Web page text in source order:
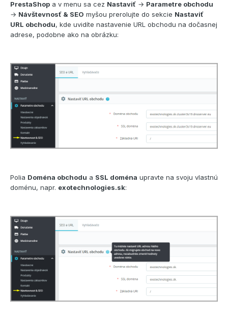
PrestaShop a v menu sa cez Nastaviť → Parametre obchodu
→ Návštevnosť & SEO myšou prerolujte do sekcie Nastaviť
URL obchodu, kde uvidíte nastavenie URL obchodu na dočasnej
adrese, podobne ako na obrázku:
Polia Doména obchodu a SSL doména upravte na svoju vlastnú
doménu, napr. exotechnologies.sk: